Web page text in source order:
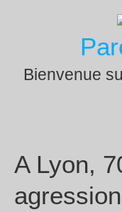
Bienvenue
A Lyon,